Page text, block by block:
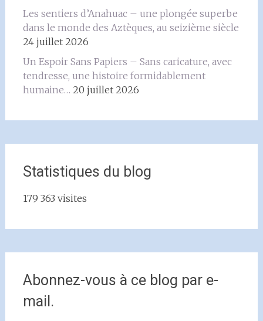
Les sentiers d’Anahuac – une plongée superbe
dans le monde des Aztèques, au seizième siècle
24 juillet 2026
Un Espoir Sans Papiers – Sans caricature, avec
tendresse, une histoire formidablement
humaine… 20 juillet 2026
Statistiques du blog
179 363 visites
Abonnez-vous à ce blog par e-
mail.